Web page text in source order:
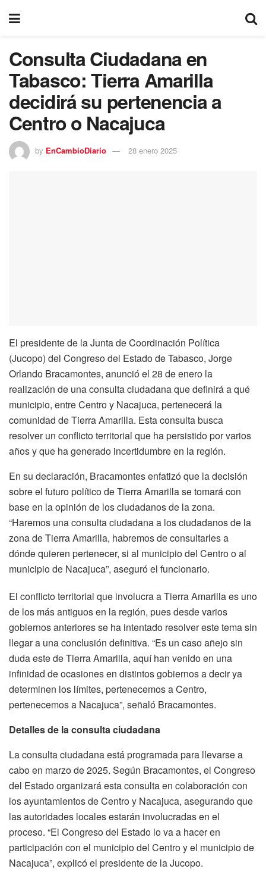
Consulta Ciudadana en
Tabasco: Tierra Amarilla
decidirá su pertenencia a
Centro o Nacajuca
by EnCambioDiario 28 enero 2025
El presidente de la Junta de Coordinación Política
(Jucopo) del Congreso del Estado de Tabasco, Jorge
Orlando Bracamontes, anunció el 28 de enero la
realización de una consulta ciudadana que definirá a qué
municipio, entre Centro y Nacajuca, pertenecerá la
comunidad de Tierra Amarilla. Esta consulta busca
resolver un conflicto territorial que ha persistido por varios
años y que ha generado incertidumbre en la región.
En su declaración, Bracamontes enfatizó que la decisión
sobre el futuro político de Tierra Amarilla se tomará con
base en la opinión de los ciudadanos de la zona.
“Haremos una consulta ciudadana a los ciudadanos de la
zona de Tierra Amarilla, habremos de consultarles a
dónde quieren pertenecer, si al municipio del Centro o al
municipio de Nacajuca”, aseguró el funcionario.
El conflicto territorial que involucra a Tierra Amarilla es uno
de los más antiguos en la región, pues desde varios
gobiernos anteriores se ha intentado resolver este tema sin
llegar a una conclusión definitiva. “Es un caso añejo sin
duda este de Tierra Amarilla, aquí han venido en una
infinidad de ocasiones en distintos gobiernos a decir ya
determinen los límites, pertenecemos a Centro,
pertenecemos a Nacajuca”, señaló Bracamontes.
Detalles de la consulta ciudadana
La consulta ciudadana está programada para llevarse a
cabo en marzo de 2025. Según Bracamontes, el Congreso
del Estado organizará esta consulta en colaboración con
los ayuntamientos de Centro y Nacajuca, asegurando que
las autoridades locales estarán involucradas en el
proceso. “El Congreso del Estado lo va a hacer en
participación con el municipio del Centro y el municipio de
Nacajuca”, explicó el presidente de la Jucopo.